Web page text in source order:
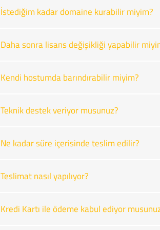
İstediğim kadar domaine kurabilir miyim?
Daha sonra lisans değişikliği yapabilir
Kendi hostumda barındırabilir miyim?
Teknik destek veriyor musunuz?
Ne kadar süre içerisinde teslim edilir?
Teslimat nasıl yapılıyor?
Kredi Kartı ile ödeme kabul ediyor